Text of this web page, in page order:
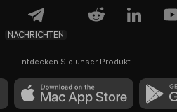
NACHRICHTEN
Entdecken Sie unser Produkt